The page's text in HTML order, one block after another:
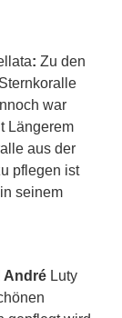
: Zu den
war
Längerem
aus der
pflegen ist
seinem
André Luty